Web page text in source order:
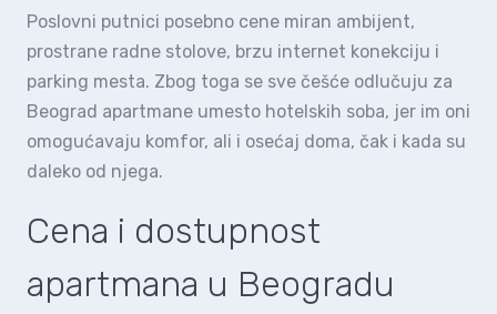
Poslovni putnici posebno cene miran ambijent,
prostrane radne stolove, brzu internet konekciju i
parking mesta. Zbog toga se sve češće odlučuju za
Beograd apartmane umesto hotelskih soba, jer im oni
omogućavaju komfor, ali i osećaj doma, čak i kada su
daleko od njega.
Cena i dostupnost
apartmana u Beogradu